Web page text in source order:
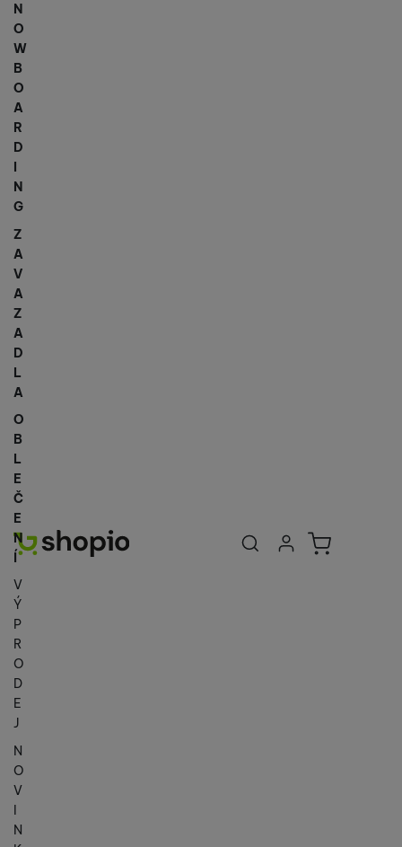
Uživatelská
Přihlásit se
Košík
N
O
W
B
O
A
R
D
N
G
Z
A
V
A
Z
A
D
L
A
O
B
L
E
Č
E
N
Í
V
Ý
P
R
O
D
E
J
N
O
V
I
N